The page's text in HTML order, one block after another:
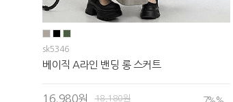
sk5346
베이직 A라인 밴딩 롱 스커트
16,980원 18,180원